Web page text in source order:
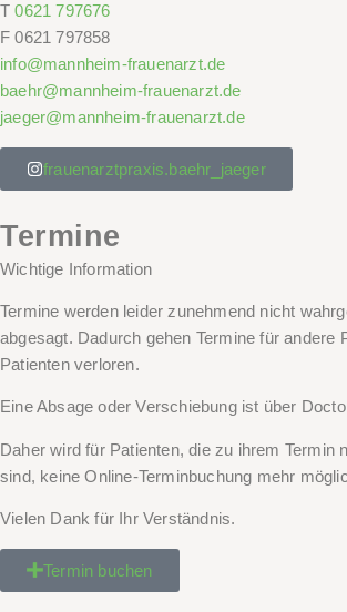
T 0621 797676
F 0621 797858
info@mannheim-frauenarzt.de
baehr@mannheim-frauenarzt.de
jaeger@mannheim-frauenarzt.de
frauenarztpraxis.baehr_jaeger
Termine
Wichtige Information
Termine werden leider zunehmend nicht
abgesagt. Dadurch gehen Termine für andere
Patienten verloren.
Eine Absage oder Verschiebung ist über
Daher wird für Patienten, die zu ihrem Termin
sind, keine Online-Terminbuchung mehr
Vielen Dank für Ihr Verständnis.
Termin buchen